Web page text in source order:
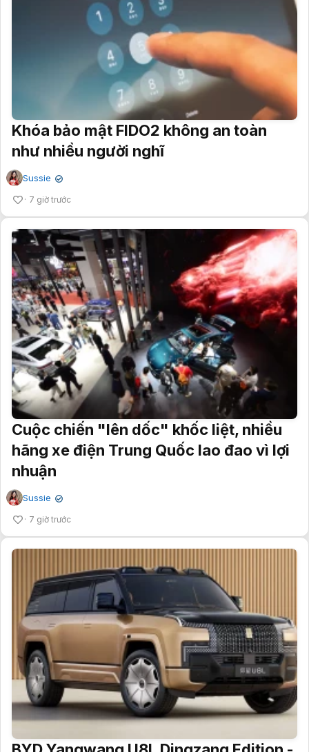
Khóa bảo mật FIDO2 không an toàn
như nhiều người nghĩ
Sussie ✔
7 giờ trước
Cuộc chiến "lên dốc" khốc liệt, nhiều
hãng xe điện Trung Quốc lao đao vì lợi
nhuận
Sussie ✔
7 giờ trước